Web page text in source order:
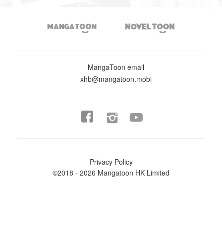
 
MangaToon email
xhb@mangatoon.mobi
 
Privacy Policy
©2018 - 2026 Mangatoon HK Limited